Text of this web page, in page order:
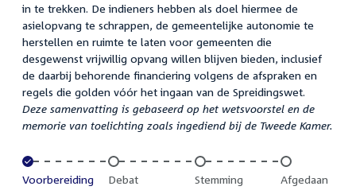
in te trekken. De indieners hebben als doel hiermee de
asielopvang te schrappen, de gemeentelijke autonomie te
herstellen en ruimte te laten voor gemeenten die
desgewenst vrijwillig opvang willen blijven bieden, inclusief
de daarbij behorende financiering volgens de afspraken en
regels die golden vóór het ingaan van de Spreidingswet.
Deze samenvatting is gebaseerd op het wetsvoorstel en de
memorie van toelichting zoals ingediend bij de Tweede Kamer.
Voltooid:
Voorbereiding Onvoltooid:
Debat Onvoltooid:
Stemming Onvoltooid:
Afgedaan